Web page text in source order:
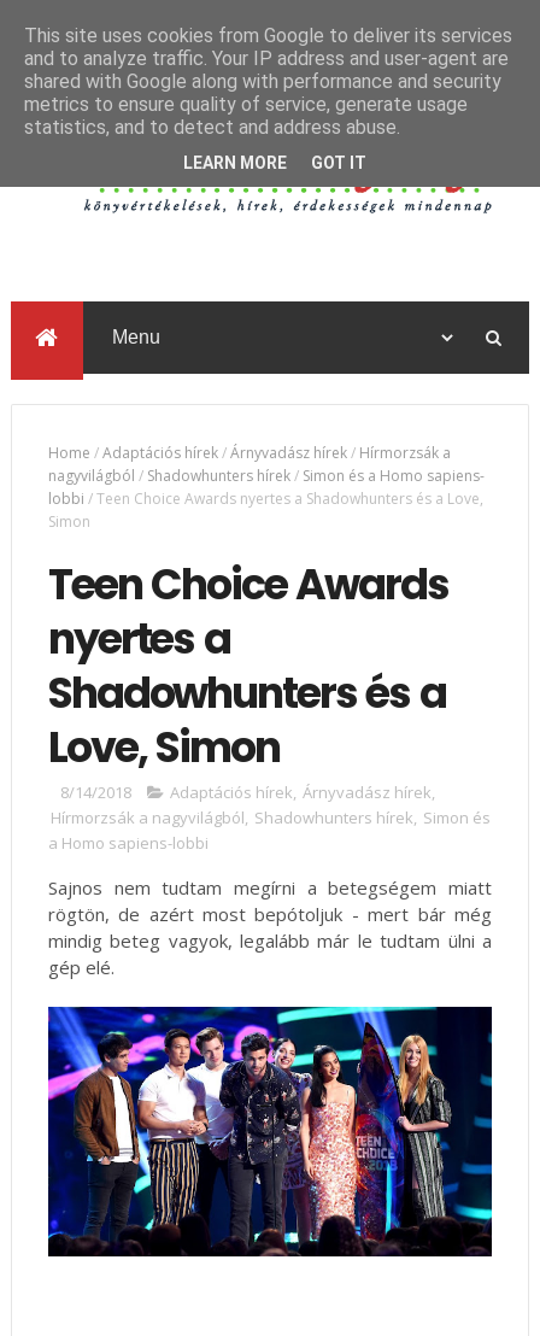
Home /Adaptációs hírek/Árnyvadász hírek/ Hírmorzsák a
nagyvilágból / Shadowhunters hírek/ Simon és a Homo sapiens-
lobbi /Teen Choice Awards nyertes a Shadowhunters és a Love,
Simon
Teen Choice Awards
nyertes a
Shadowhunters és a
Love, Simon
8/14/2018 Adaptációs hírek, Árnyvadász hírek,
Hírmorzsák a nagyvilágból, Shadowhunters hírek, Simon és
a Homo sapiens-lobbi
Sajnos nem tudtam megírni a betegségem miatt
rögtön, de azért most bepótoljuk - mert bár még
mindig beteg vagyok, legalább már le tudtam ülni a
gép elé.
This site uses cookies from Google to deliver its services
and to analyze traffic. Your IP address and user-agent are
shared with Google along with performance and security
metrics to ensure quality of service, generate usage
statistics, and to detect and address abuse.
LEARN MORE GOT IT